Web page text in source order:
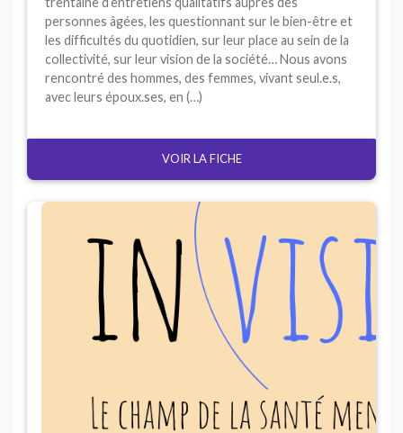
personnes âgées, les questionnant sur le bien-être et
les difficultés du quotidien, sur leur place au sein de la
collectivité, sur leur vision de la société… Nous avons
rencontré des hommes, des femmes, vivant seul.e.s,
avec leurs époux.ses, en (…)
VOIR LA FICHE